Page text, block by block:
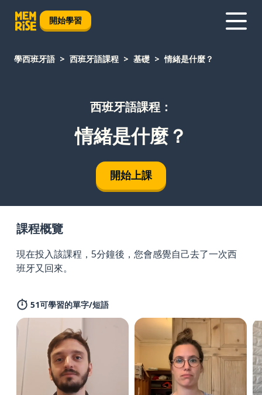
開始學習
學西班牙語 西班牙語課程 基礎 情緒是什麼？
西班牙語課程：
情緒是什麼？
開始上課
課程概覽
現在投入該課程，5分鐘後，您會感覺自己去了一次西
班牙又回來。
51可學習的單字/短語